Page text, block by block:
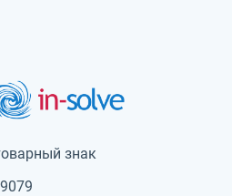
знак